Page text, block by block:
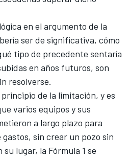
en el argumento de la
ser de significativa, cómo
tipo de precedente sentaría
en años futuros, son
resolverse.
de la limitación, y es
varios equipos y sus
a largo plazo para
sin crear un pozo sin
lugar, la Fórmula 1 se